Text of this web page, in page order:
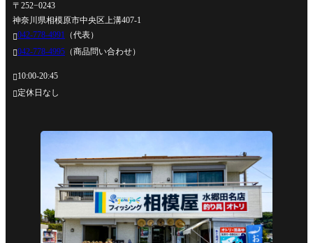
〒252−0243
神奈川県相模原市中央区上溝407-1
042-778-4991 （代表）
042-778-4995 （商品問い合わせ）
10:00-20:45
定休日なし